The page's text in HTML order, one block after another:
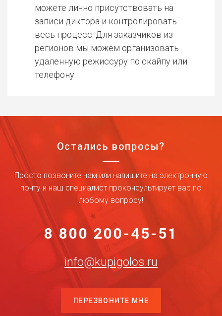
можете лично присутствовать на
записи диктора и контролировать
весь процесс. Для заказчиков из
регионов мы можем организовать
удаленную режиссуру по скайпу или
телефону.
Остались вопросы?
Просто позвоните нам или напишите на электронную
почту и наш специалист проконсультирует вас по
любому вопросу!
8 800 200-45-51
info@kupigolos.ru
ПЕРЕЗВОНИТЕ МНЕ